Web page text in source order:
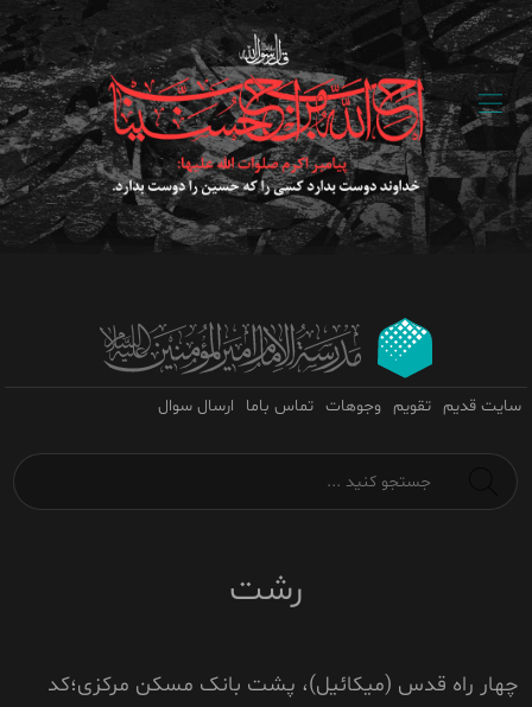
سایت قدیم تقویم وجوهات تماس باما ارسال سوال
رشت
چهار راه قدس (میکائیل)، پشت بانک مسکن مرکزی؛کد